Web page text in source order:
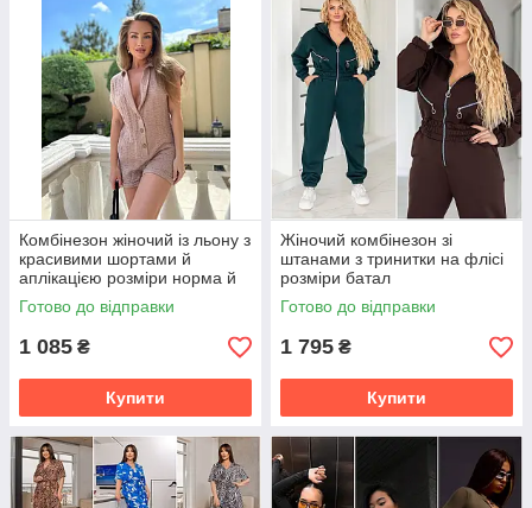
Комбінезон жіночий із льону з
красивими шортами й
аплікацією розміри норма й
батал
Готово до відправки
1 085 ₴
Купити
Жіночий комбінезон зі
штанами з тринитки на флісі
розміри батал
Готово до відправки
1 795 ₴
Купити